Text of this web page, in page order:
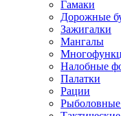
Гамаки
Дорожные
Зажигалки
Мангалы
Налобные
Палатки
Рации
Рыболовные